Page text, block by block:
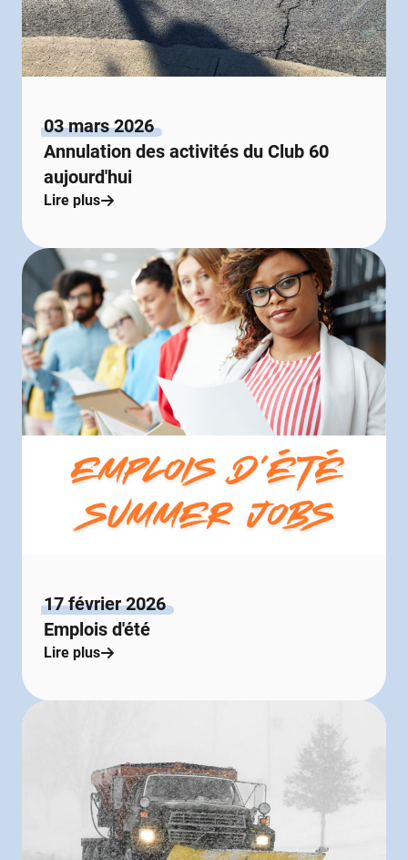
03 mars 2026
Annulation des activités du Club 60
aujourd'hui
Lire plus
17 février 2026
Emplois d'été
Lire plus